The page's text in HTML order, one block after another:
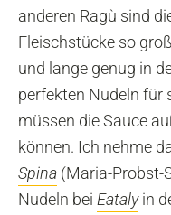
anderen Ragù sind
Fleischstücke so
und lange genug in
perfekten Nudeln für
müssen die Sauce
können. Ich nehme
Spina (Maria-Probst-
Nudeln bei Eatalyin